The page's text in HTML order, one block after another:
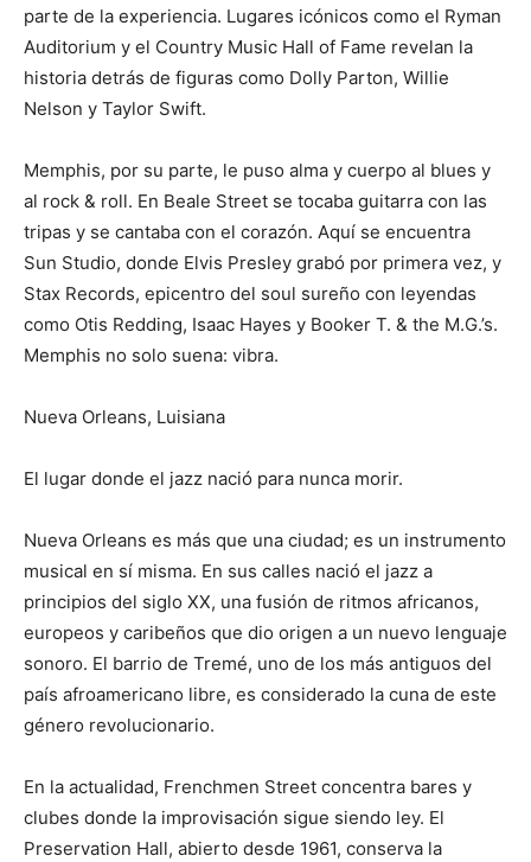
parte de la experiencia. Lugares icónicos como el Ryman
Auditorium y el Country Music Hall of Fame revelan la
historia detrás de figuras como Dolly Parton, Willie
Nelson y Taylor Swift.
Memphis, por su parte, le puso alma y cuerpo al blues y
al rock & roll. En Beale Street se tocaba guitarra con las
tripas y se cantaba con el corazón. Aquí se encuentra
Sun Studio, donde Elvis Presley grabó por primera vez, y
Stax Records, epicentro del soul sureño con leyendas
como Otis Redding, Isaac Hayes y Booker T. & the M.G.’s.
Memphis no solo suena: vibra.
Nueva Orleans, Luisiana
El lugar donde el jazz nació para nunca morir.
Nueva Orleans es más que una ciudad; es un instrumento
musical en sí misma. En sus calles nació el jazz a
principios del siglo XX, una fusión de ritmos africanos,
europeos y caribeños que dio origen a un nuevo lenguaje
sonoro. El barrio de Tremé, uno de los más antiguos del
país afroamericano libre, es considerado la cuna de este
género revolucionario.
En la actualidad, Frenchmen Street concentra bares y
clubes donde la improvisación sigue siendo ley. El
Preservation Hall, abierto desde 1961, conserva la